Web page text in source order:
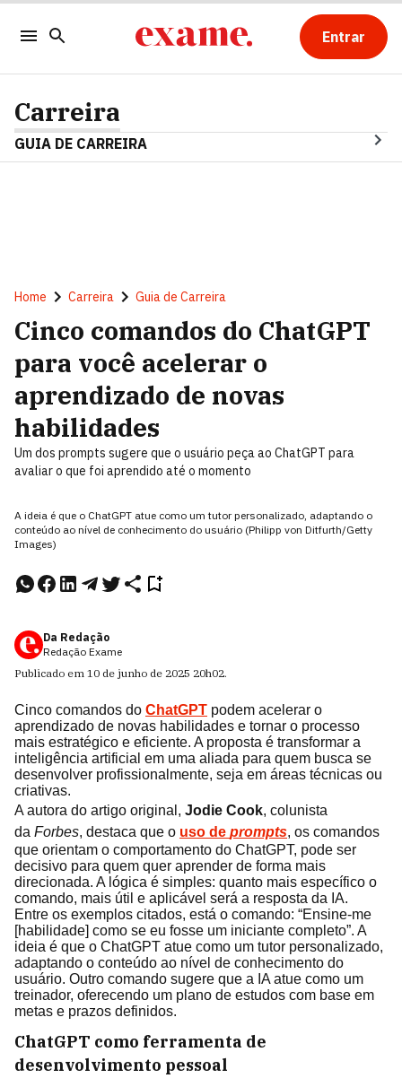
Entrar
Carreira
GUIA DE CARREIRA
Home Carreira Guia de Carreira
Cinco comandos do ChatGPT
para você acelerar o
aprendizado de novas
habilidades
Um dos prompts sugere que o usuário peça ao ChatGPT para
avaliar o que foi aprendido até o momento
A ideia é que o ChatGPT atue como um tutor personalizado, adaptando o
conteúdo ao nível de conhecimento do usuário (Philipp von Ditfurth/Getty
Images)
Da Redação
Redação Exame
Publicado em 10 de junho de 2025 20h02.
Cinco comandos do ChatGPT podem acelerar o
aprendizado de novas habilidades e tornar o processo
mais estratégico e eficiente. A proposta é transformar a
inteligência artificial em uma aliada para quem busca se
desenvolver profissionalmente, seja em áreas técnicas ou
criativas.
A autora do artigo original, Jodie Cook, colunista
da Forbes, destaca que o uso de prompts, os comandos
que orientam o comportamento do ChatGPT, pode ser
decisivo para quem quer aprender de forma mais
direcionada. A lógica é simples: quanto mais específico o
comando, mais útil e aplicável será a resposta da IA.
Entre os exemplos citados, está o comando: “Ensine-me
[habilidade] como se eu fosse um iniciante completo”. A
ideia é que o ChatGPT atue como um tutor personalizado,
adaptando o conteúdo ao nível de conhecimento do
usuário. Outro comando sugere que a IA atue como um
treinador, oferecendo um plano de estudos com base em
metas e prazos definidos.
ChatGPT como ferramenta de
desenvolvimento pessoal